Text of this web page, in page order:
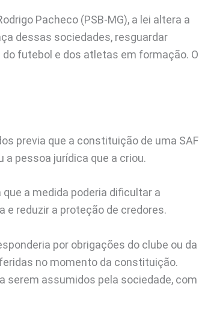
Pacheco (PSB-MG), a lei altera a
dessas sociedades, resguardar
futebol e dos atletas em formação. O
previa que a constituição de uma SAF
pessoa jurídica que a criou.
a medida poderia dificultar a
e reduzir a proteção de credores.
por obrigações do clube ou da
no momento da constituição.
serem assumidos pela sociedade, com